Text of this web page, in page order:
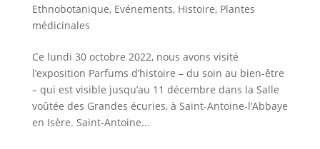
Ethnobotanique, Evénements, Histoire, Plantes
médicinales
Ce lundi 30 octobre 2022, nous avons visité
l’exposition Parfums d’histoire – du soin au bien-être
– qui est visible jusqu’au 11 décembre dans la Salle
voûtée des Grandes écuries, à Saint-Antoine-l’Abbaye
en Isère. Saint-Antoine...